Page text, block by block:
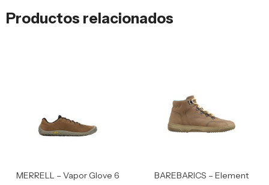
Productos relacionados
MERRELL – Vapor Glove 6 BAREBARICS – Element